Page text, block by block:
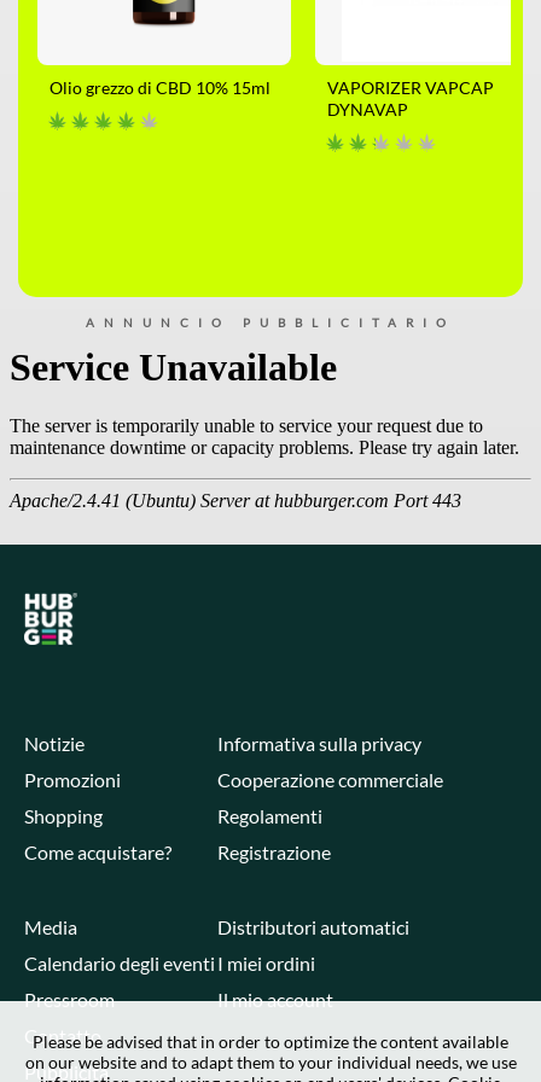
Olio grezzo di CBD 10% 15ml
VAPORIZER VAPCAP
DYNAVAP
ANNUNCIO PUBBLICITARIO
Notizie
Promozioni
Shopping
Come acquistare?
Informativa sulla privacy
Cooperazione commerciale
Regolamenti
Registrazione
Media
Calendario degli eventi
Pressroom
Contatto
Pubblicità
Distributori automatici
I miei ordini
Il mio account
Please be advised that in order to optimize the content available
on our website and to adapt them to your individual needs, we use